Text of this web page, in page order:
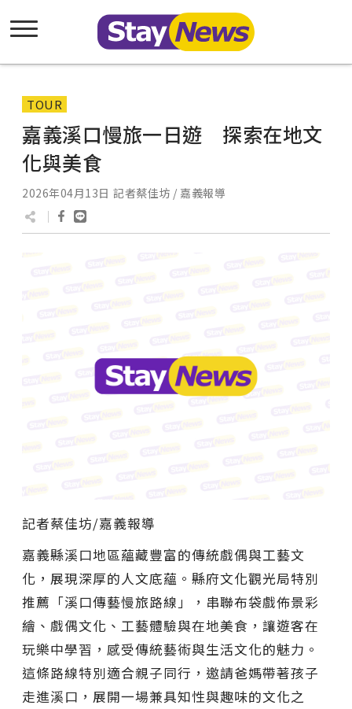
TOUR
嘉義溪口慢旅一日遊 探索在地文
化與美食
2026年04月13日 記者蔡佳坊 / 嘉義報導
記者蔡佳坊/嘉義報導
嘉義縣溪口地區蘊藏豐富的傳統戲偶與工藝文
化，展現深厚的人文底蘊。縣府文化觀光局特別
推薦「溪口傳藝慢旅路線」，串聯布袋戲佈景彩
繪、戲偶文化、工藝體驗與在地美食，讓遊客在
玩樂中學習，感受傳統藝術與生活文化的魅力。
這條路線特別適合親子同行，邀請爸媽帶著孩子
走進溪口，展開一場兼具知性與趣味的文化之